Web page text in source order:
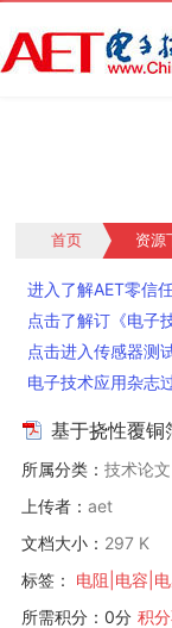
首页 资源
进入了解AET零信
点击了解订《电子
动
点击进入传感器测
电子技术应用杂志
基于挠性覆铜
所属分类：技术论文
上传者：aet
文档大小： 297 K
标签：
电阻|电容|
所需积分：0分 积